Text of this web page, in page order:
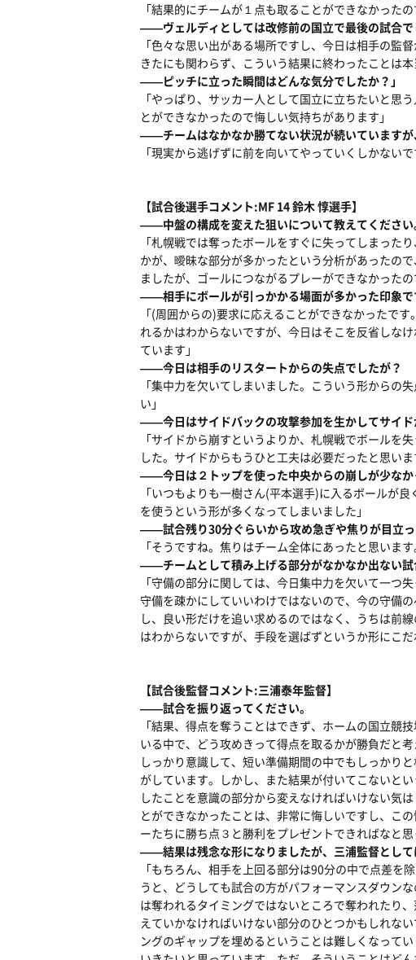
「結果的にチームが１点も取ることができなかった
――ヴェルディとしては改修前の国立で最後の試合で
「色々な思い出がある場所ですし、今日は相手の監
きたにも関わらず、こういう結果に終わったことは本
――ピッチに立った瞬間はどんな気分でしたか？」
「やっぱり、サッカー人として国立に立ちたいと思
とができなかったので悔しい気持ちがあります」
――チームはなかなか勝てない状況が続いていますが
「現実から逃げずに前を向いてやっていくしかない
【試合後選手コメント:MF 14 鈴木 惇選手】
――中盤の構成を変えた狙いについて教えてください
「札幌戦では奪ったボールをすぐに失ってしまった
かが、曖昧な部分が多かったという分析があったの
ましたが、ゴールにつながるプレーができなかったの
――相手にボールが引っかかる場面が多かった印象で
「(周囲からの)要求に応えることができなかったで
れるかはわからないですが、今日はそこを反省しな
ています」
――今日は相手のリスタートからの失点でしたが？
「集中力を欠いてしまいました。こういう形からの
い」
――今日はサイドバックの攻撃参加を生かしてサイド
「サイドから崩すというよりか、札幌戦でボールを
した。サイドからもうひと工夫は必要だったと思いま
――今日は２トップを使った中央からの崩しが少なか
「いつもよりも一樹さん(平本選手)に入るボールが
を使うという形が多くなってしまいました」
――試合残り30分ぐらいから攻め急ぎや焦りが目立っ
「そうですね。焦りはチーム全体にあったと思いま
――チームとして積み上げる部分がなかなか出ない試
「守備の部分に関しては、今日集中力を欠いて一つ
守備を疎かにしていいわけではないので、今の守備
し、良い形だけを追い求めるのではなく、うちは前
はわからないですが、手段を選ばずというか形にこ
【試合後監督コメント:三浦泰年監督】
――試合を振り返ってください。
「結果、得点を奪うことはできず、ホームの国立競
いる中で、どう攻めきって得点を取るかが勝負だと
しっかり意識して、短い準備期間の中でもしっかり
がしています。しかし、また結果が付いてこないと
したことを意識の部分から変えなければいけない気
とができなかったことは、非常に悔しいですし、こ
ーたちに勝ち点３と勝利をプレゼントできればなと思
――結果は残念な形になりましたが、三浦監督として
「もちろん、相手を上回る部分は90分の中で点差
うと、どうしても試合の方がパフォーマンスダウン
は奪われるタイミングではないところで奪われたり
えていかなければいけない部分のひとつかもしれな
ングのギャップを埋めるということは難しくなって